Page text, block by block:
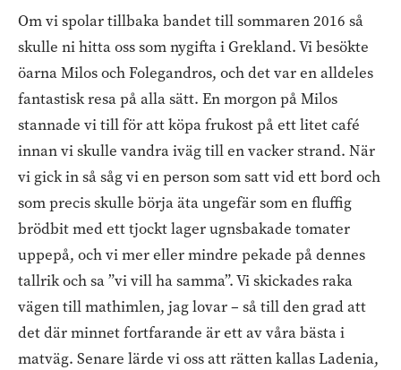
Om vi spolar tillbaka bandet till sommaren 2016 så
skulle ni hitta oss som nygifta i Grekland. Vi besökte
öarna Milos och Folegandros, och det var en alldeles
fantastisk resa på alla sätt. En morgon på Milos
stannade vi till för att köpa frukost på ett litet café
innan vi skulle vandra iväg till en vacker strand. När
vi gick in så såg vi en person som satt vid ett bord och
som precis skulle börja äta ungefär som en fluffig
brödbit med ett tjockt lager ugnsbakade tomater
uppepå, och vi mer eller mindre pekade på dennes
tallrik och sa ”vi vill ha samma”. Vi skickades raka
vägen till mathimlen, jag lovar – så till den grad att
det där minnet fortfarande är ett av våra bästa i
matväg. Senare lärde vi oss att rätten kallas Ladenia,